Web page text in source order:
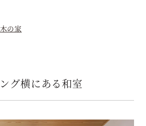
の家
グ横にある和室